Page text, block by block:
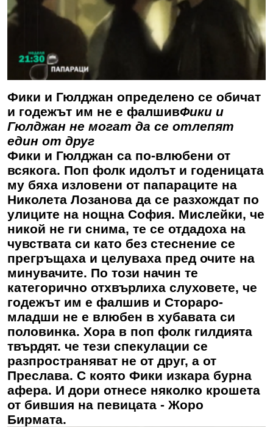
Фики и Гюлджан определено се обичат
и годежът им не е фалшивФики и
Гюлджан не могат да се отлепят
един от друг
Фики и Гюлджан са по-влюбени от
всякога. Поп фолк идолът и годеницата
му бяха изловени от папараците на
Николета Лозанова да се разхождат по
улиците на нощна София. Мислейки, че
никой не ги снима, те се отдадоха на
чувствата си като без стеснение се
прегръщаха и целуваха пред очите на
минувачите. По този начин те
категорично отхвърлиха слуховете, че
годежът им е фалшив и Стораро-
младши не е влюбен в хубавата си
половинка. Хора в поп фолк гилдията
твърдят. че тези спекулации се
разпространяват не от друг, а от
Преслава. С която Фики изкара бурна
афера. И дори отнесе няколко крошета
от бившия на певицата - Жоро
Бирмата.